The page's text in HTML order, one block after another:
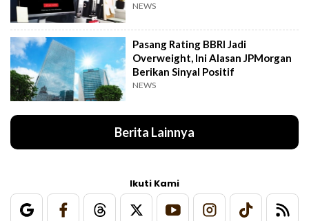
NEWS
Pasang Rating BBRI Jadi
Overweight, Ini Alasan JPMorgan
Berikan Sinyal Positif
NEWS
Berita Lainnya
Ikuti Kami